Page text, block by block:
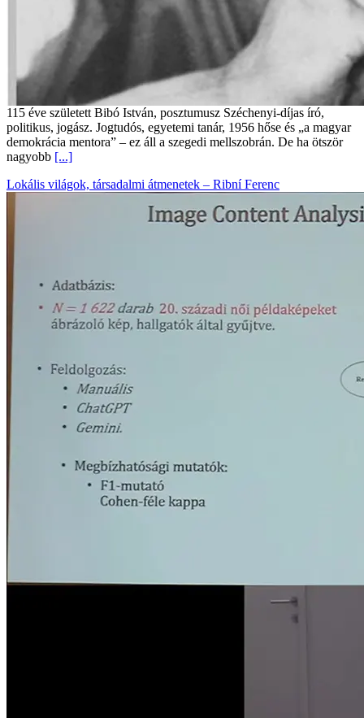
115 éve született Bibó István, posztumusz Széchenyi-díjas író,
politikus, jogász. Jogtudós, egyetemi tanár, 1956 hőse és „a magyar
demokrácia mentora” – ez áll a szegedi mellszobrán. De ha ötször
nagyobb [...]
Lokális világok, társadalmi átmenetek – Ribní Ferenc